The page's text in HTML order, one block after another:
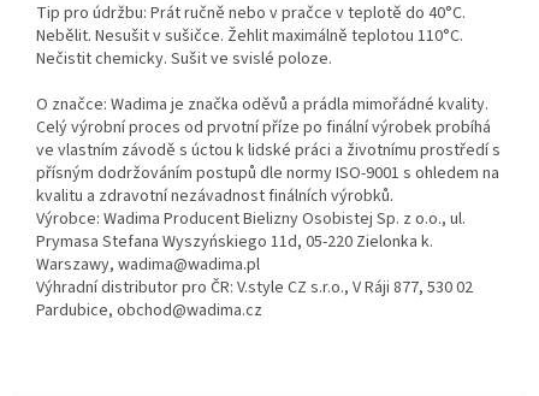
Tip pro údržbu: Prát ručně nebo v pračce v teplotě do 40°C.
Nebělit. Nesušit v sušičce. Žehlit maximálně teplotou 110°C.
Nečistit chemicky. Sušit ve svislé poloze.
O značce: Wadima je značka oděvů a prádla mimořádné kvality.
Celý výrobní proces od prvotní příze po finální výrobek probíhá
ve vlastním závodě s úctou k lidské práci a životnímu prostředí s
přísným dodržováním postupů dle normy ISO-9001 s ohledem na
kvalitu a zdravotní nezávadnost finálních výrobků.
Výrobce: Wadima Producent Bielizny Osobistej Sp. z o.o., ul.
Prymasa Stefana Wyszyńskiego 11d, 05-220 Zielonka k.
Warszawy, wadima@wadima.pl
Výhradní distributor pro ČR: V.style CZ s.r.o., V Ráji 877, 530 02
Pardubice, obchod@wadima.cz